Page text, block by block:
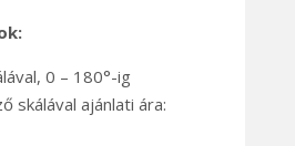
0 – 180°-ig
skálával ajánlati ára: